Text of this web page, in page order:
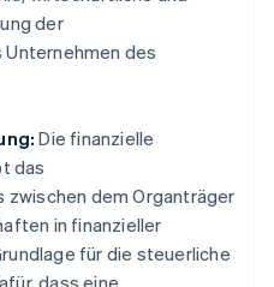
der
des
Die finanzielle
das
dem Organträger
in finanzieller
für die steuerliche